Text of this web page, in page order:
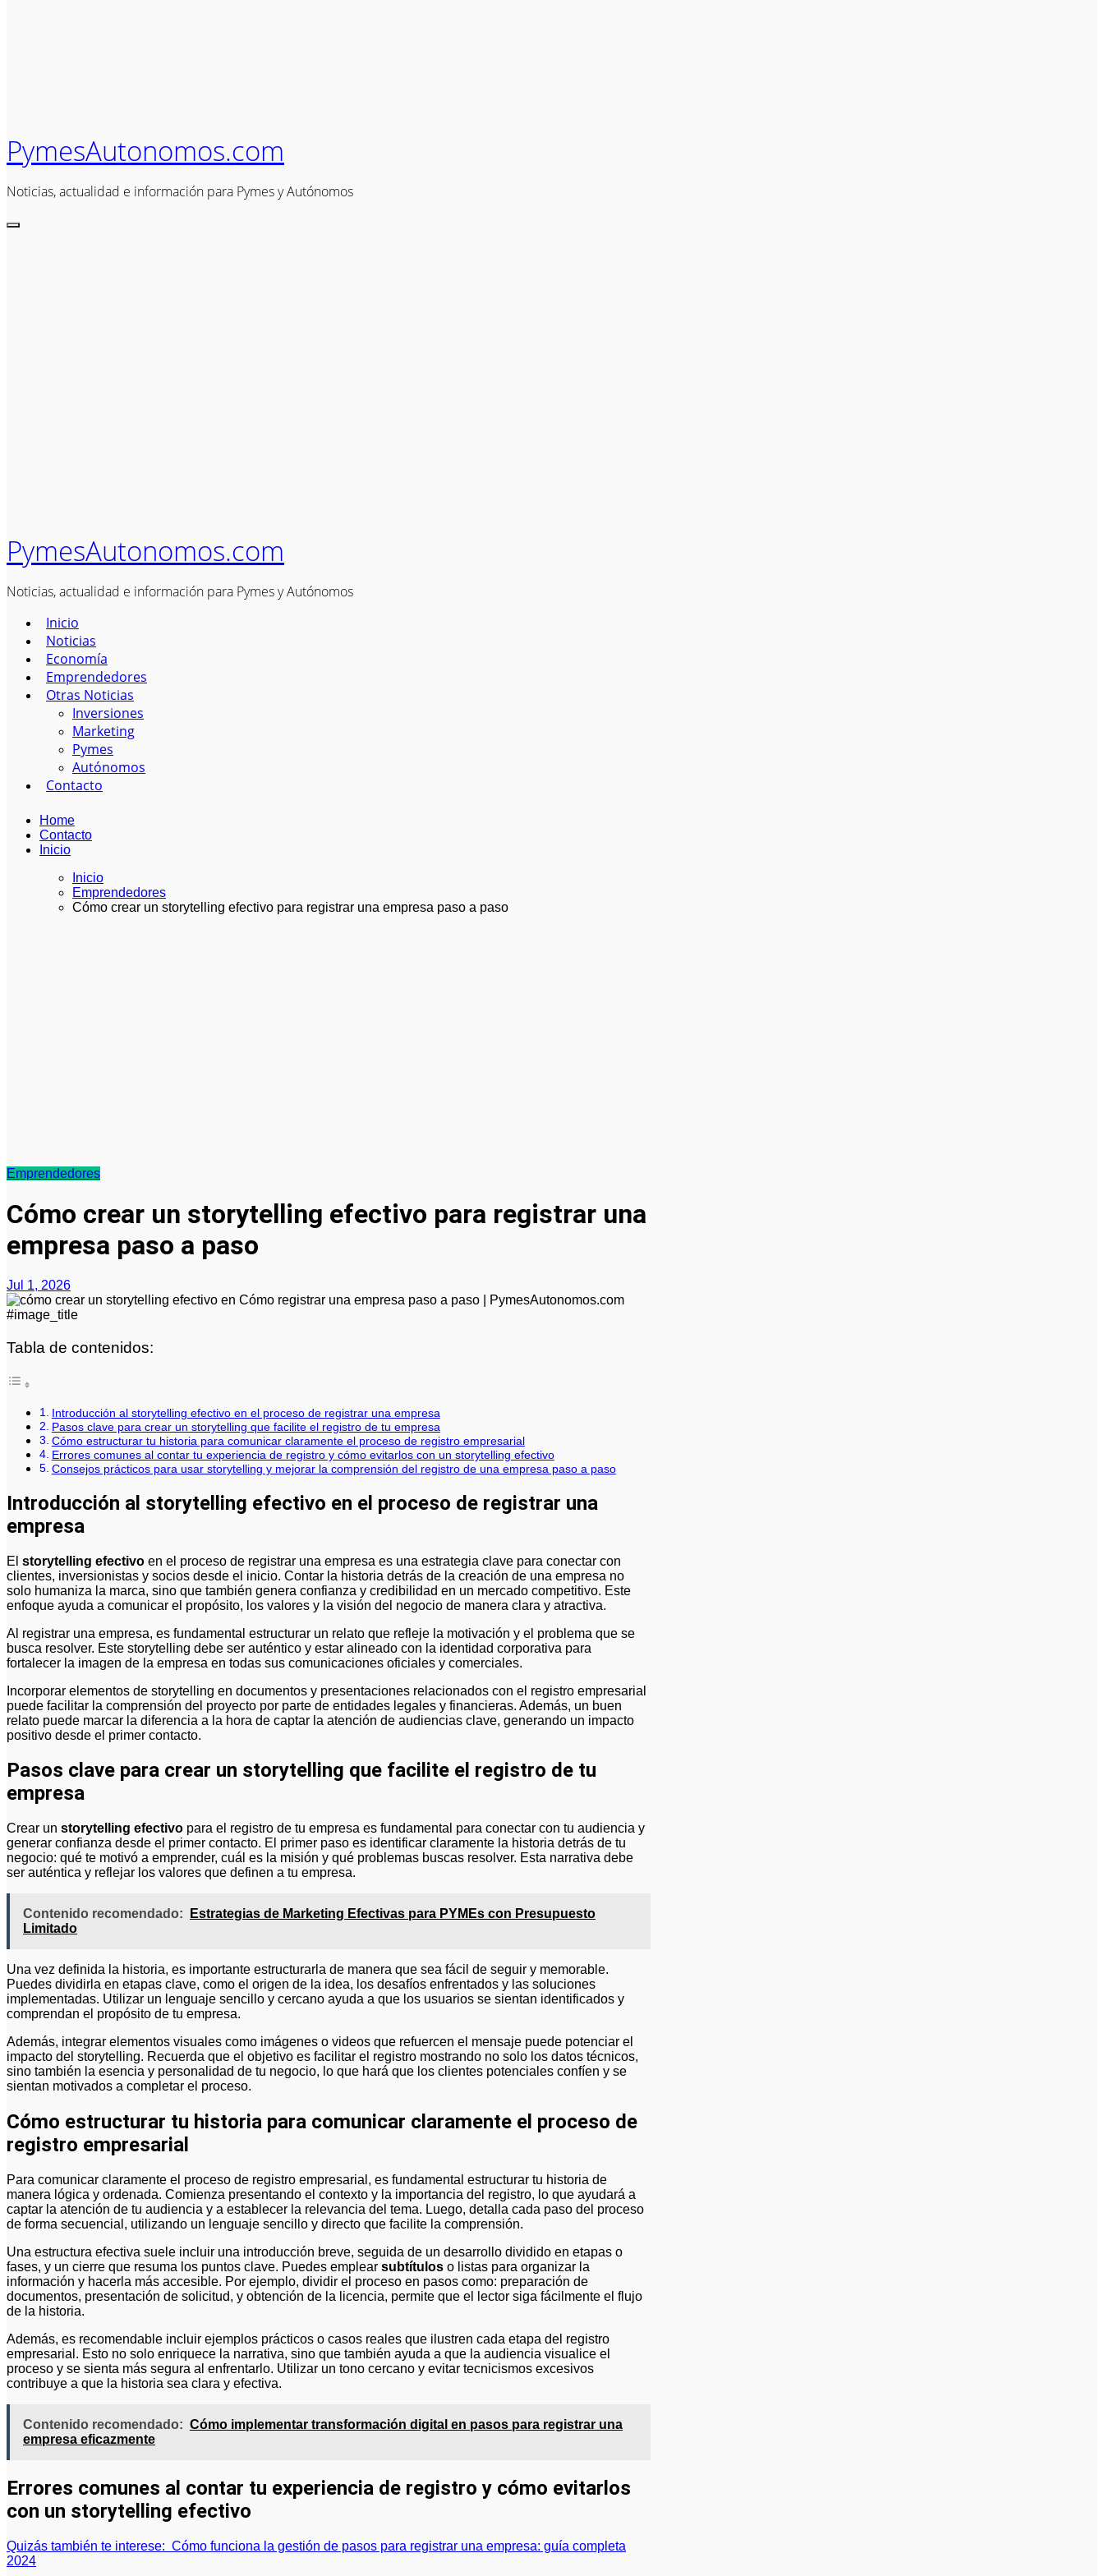
PymesAutonomos.com
Noticias, actualidad e información para Pymes y Autónomos
PymesAutonomos.com
Noticias, actualidad e información para Pymes y Autónomos
Inicio
Noticias
Economía
Emprendedores
Otras Noticias
Inversiones
Marketing
Pymes
Autónomos
Contacto
Home
Contacto
Inicio
Inicio
Emprendedores
Cómo crear un storytelling efectivo para registrar una empresa paso a paso
Emprendedores
Cómo crear un storytelling efectivo para registrar una
empresa paso a paso
Jul 1, 2026
#image_title
Tabla de contenidos:
Introducción al storytelling efectivo en el proceso de registrar una empresa
Pasos clave para crear un storytelling que facilite el registro de tu empresa
Cómo estructurar tu historia para comunicar claramente el proceso de registro empresarial
Errores comunes al contar tu experiencia de registro y cómo evitarlos con un storytelling efectivo
Consejos prácticos para usar storytelling y mejorar la comprensión del registro de una empresa paso a paso
Introducción al storytelling efectivo en el proceso de registrar una
empresa
storytelling efectivo en el proceso de registrar una empresa es una estrategia clave para conectar con
clientes, inversionistas y socios desde el inicio. Contar la historia detrás de la creación de una empresa no
solo humaniza la marca, sino que también genera confianza y credibilidad en un mercado competitivo. Este
enfoque ayuda a comunicar el propósito, los valores y la visión del negocio de manera clara y atractiva.
Al registrar una empresa, es fundamental estructurar un relato que refleje la motivación y el problema que se
busca resolver. Este storytelling debe ser auténtico y estar alineado con la identidad corporativa para
fortalecer la imagen de la empresa en todas sus comunicaciones oficiales y comerciales.
Incorporar elementos de storytelling en documentos y presentaciones relacionados con el registro empresarial
puede facilitar la comprensión del proyecto por parte de entidades legales y financieras. Además, un buen
relato puede marcar la diferencia a la hora de captar la atención de audiencias clave, generando un impacto
positivo desde el primer contacto.
Pasos clave para crear un storytelling que facilite el registro de tu
empresa
Crear un storytelling efectivo para el registro de tu empresa es fundamental para conectar con tu audiencia y
generar confianza desde el primer contacto. El primer paso es identificar claramente la historia detrás de tu
negocio: qué te motivó a emprender, cuál es la misión y qué problemas buscas resolver. Esta narrativa debe
ser auténtica y reflejar los valores que definen a tu empresa.
Contenido recomendado:
Estrategias de Marketing Efectivas para PYMEs con Presupuesto
Limitado
Una vez definida la historia, es importante estructurarla de manera que sea fácil de seguir y memorable.
Puedes dividirla en etapas clave, como el origen de la idea, los desafíos enfrentados y las soluciones
implementadas. Utilizar un lenguaje sencillo y cercano ayuda a que los usuarios se sientan identificados y
comprendan el propósito de tu empresa.
Además, integrar elementos visuales como imágenes o videos que refuercen el mensaje puede potenciar el
impacto del storytelling. Recuerda que el objetivo es facilitar el registro mostrando no solo los datos técnicos,
sino también la esencia y personalidad de tu negocio, lo que hará que los clientes potenciales confíen y se
sientan motivados a completar el proceso.
Cómo estructurar tu historia para comunicar claramente el proceso de
registro empresarial
Para comunicar claramente el proceso de registro empresarial, es fundamental estructurar tu historia de
manera lógica y ordenada. Comienza presentando el contexto y la importancia del registro, lo que ayudará a
captar la atención de tu audiencia y a establecer la relevancia del tema. Luego, detalla cada paso del proceso
de forma secuencial, utilizando un lenguaje sencillo y directo que facilite la comprensión.
Una estructura efectiva suele incluir una introducción breve, seguida de un desarrollo dividido en etapas o
fases, y un cierre que resuma los puntos clave. Puedes emplear subtítulos o listas para organizar la
información y hacerla más accesible. Por ejemplo, dividir el proceso en pasos como: preparación de
documentos, presentación de solicitud, y obtención de la licencia, permite que el lector siga fácilmente el flujo
de la historia.
Además, es recomendable incluir ejemplos prácticos o casos reales que ilustren cada etapa del registro
empresarial. Esto no solo enriquece la narrativa, sino que también ayuda a que la audiencia visualice el
proceso y se sienta más segura al enfrentarlo. Utilizar un tono cercano y evitar tecnicismos excesivos
contribuye a que la historia sea clara y efectiva.
Contenido recomendado: Cómo implementar transformación digital en pasos para registrar una
empresa eficazmente
Errores comunes al contar tu experiencia de registro y cómo evitarlos
con un storytelling efectivo
Quizás también te interese: Cómo funciona la gestión de pasos para registrar una empresa: guía completa
2024